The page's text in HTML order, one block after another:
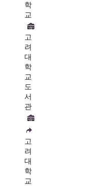
학
교
고
려
대
학
교
도
서
관
고
려
대
학
교